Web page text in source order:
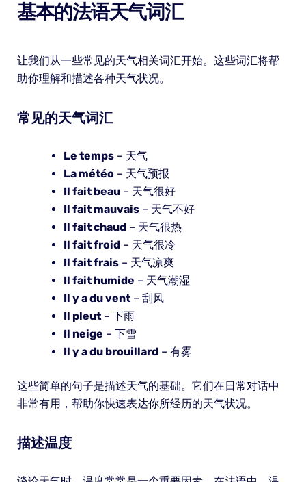
基本的法语天气词汇
让我们从一些常见的天气相关词汇开始。这些词汇将帮
助你理解和描述各种天气状况。
常见的天气词汇
Le temps– 天气
La météo– 天气预报
Il fait beau– 天气很好
Il fait mauvais– 天气不好
Il fait chaud– 天气很热
Il fait froid– 天气很冷
Il fait frais– 天气凉爽
Il fait humide – 天气潮湿
Il y a du vent– 刮风
Il pleut– 下雨
Il neige – 下雪
Il y a du brouillard– 有雾
这些简单的句子是描述天气的基础。它们在日常对话中
非常有用，帮助你快速表达你所经历的天气状况。
描述温度